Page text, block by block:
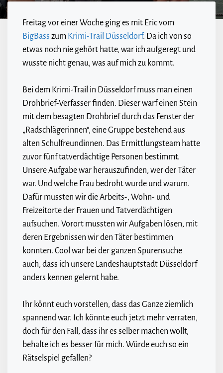
Freitag vor einer Woche ging es mit Eric vom
BigBass zum Krimi-Trail Düsseldorf. Da ich von so
etwas noch nie gehört hatte, war ich aufgeregt und
wusste nicht genau, was auf mich zu kommt.
Bei dem Krimi-Trail in Düsseldorf muss man einen
Drohbrief-Verfasser finden. Dieser warf einen Stein
mit dem besagten Drohbrief durch das Fenster der
„Radschlägerinnen“, eine Gruppe bestehend aus
alten Schulfreundinnen. Das Ermittlungsteam hatte
zuvor fünf tatverdächtige Personen bestimmt.
Unsere Aufgabe war herauszufinden, wer der Täter
war. Und welche Frau bedroht wurde und warum.
Dafür mussten wir die Arbeits-, Wohn- und
Freizeitorte der Frauen und Tatverdächtigen
aufsuchen. Vorort mussten wir Aufgaben lösen, mit
deren Ergebnissen wir den Täter bestimmen
konnten. Cool war bei der ganzen Spurensuche
auch, dass ich unsere Landeshauptstadt Düsseldorf
anders kennen gelernt habe.
Ihr könnt euch vorstellen, dass das Ganze ziemlich
spannend war. Ich könnte euch jetzt mehr verraten,
doch für den Fall, dass ihr es selber machen wollt,
behalte ich es besser für mich. Würde euch so ein
Rätselspiel gefallen?